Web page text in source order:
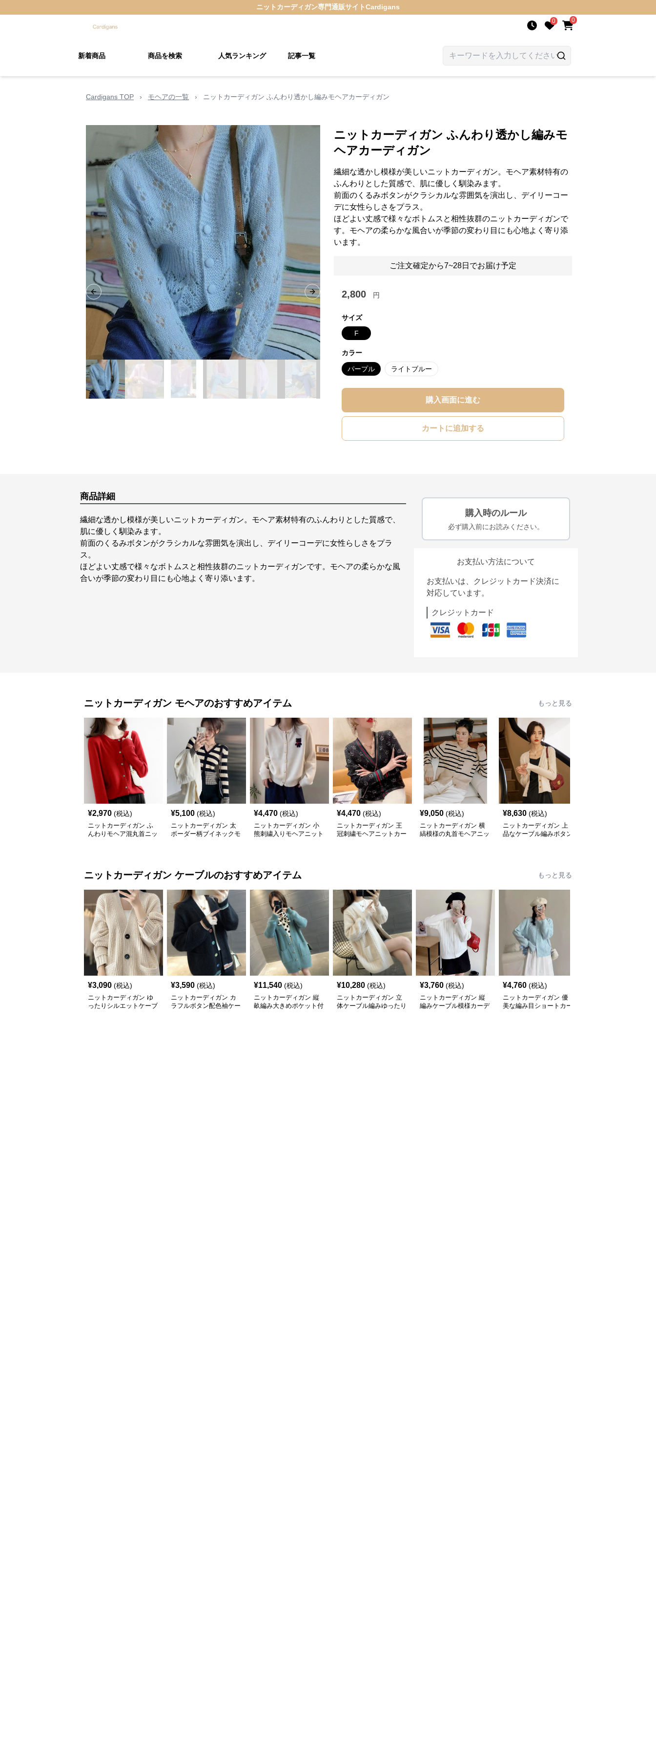
ニットカーディガン専門通販サイトCardigans
0 0
新着商品 商品を検索 人気ランキング 記事一覧
Cardigans TOP › モヘアの一覧 › ニットカーディガン ふんわり透かし編みモヘアカーディガン
Previous slide Next slide
ニットカーディガン ふんわり透かし編みモ
ヘアカーディガン
繊細な透かし模様が美しいニットカーディガン。モヘア素材特有の
ふんわりとした質感で、肌に優しく馴染みます。
前面のくるみボタンがクラシカルな雰囲気を演出し、デイリーコー
デに女性らしさをプラス。
ほどよい丈感で様々なボトムスと相性抜群のニットカーディガンで
す。モヘアの柔らかな風合いが季節の変わり目にも心地よく寄り添
います。
ご注文確定から7~28日でお届け予定
2,800 円
サイズ
F
カラー
パープル ライトブルー
購入画面に進む
カートに追加する
商品詳細
繊細な透かし模様が美しいニットカーディガン。モヘア素材特有のふんわりとした質感で、
肌に優しく馴染みます。
前面のくるみボタンがクラシカルな雰囲気を演出し、デイリーコーデに女性らしさをプラ
ス。
ほどよい丈感で様々なボトムスと相性抜群のニットカーディガンです。モヘアの柔らかな風
合いが季節の変わり目にも心地よく寄り添います。
購入時のルール
必ず購入前にお読みください。
お支払い方法について
お支払いは、クレジットカード決済に
対応しています。
クレジットカード
ニットカーディガン モヘアのおすすめアイテム もっと見る
¥2,970 (税込)
ニットカーディガン ふ
んわりモヘア混丸首ニッ
¥5,100 (税込)
ニットカーディガン 太
ボーダー柄ブイネックモ
¥4,470 (税込)
ニットカーディガン 小
熊刺繍入りモヘアニット
¥4,470 (税込)
ニットカーディガン 王
冠刺繍モヘアニットカー
¥9,050 (税込)
ニットカーディガン 横
縞模様の丸首モヘアニッ
¥8,630 (税込)
ニットカーディガン 上
品なケーブル編みボタン
ニットカーディガン ケーブルのおすすめアイテム もっと見る
¥3,090 (税込)
ニットカーディガン ゆ
ったりシルエットケーブ
¥3,590 (税込)
ニットカーディガン カ
ラフルボタン配色袖ケー
¥11,540 (税込)
ニットカーディガン 縦
畝編み大きめポケット付
¥10,280 (税込)
ニットカーディガン 立
体ケーブル編みゆったり
¥3,760 (税込)
ニットカーディガン 縦
編みケーブル模様カーデ
¥4,760 (税込)
ニットカーディガン 優
美な編み目ショートカー